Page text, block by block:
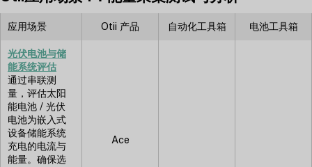
应用场景 Otii 产品 自动化工具箱 电池工具箱
光伏电池与储
能系统评估
通过串联测
量，评估太阳
能电池 / 光伏
电池为嵌入式
设备储能系统
充电的电流与
能量。确保选
Ace